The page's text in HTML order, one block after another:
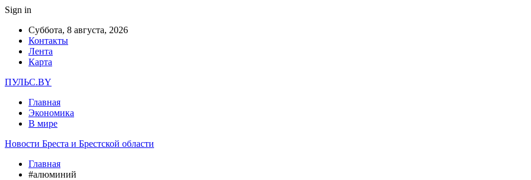
Sign in
Суббота, 8 августа, 2026
Контакты
Лента
Карта
ПУЛЬС.BY
Главная
Экономика
В мире
Новости Бреста и Брестской области
Главная
#алюминий